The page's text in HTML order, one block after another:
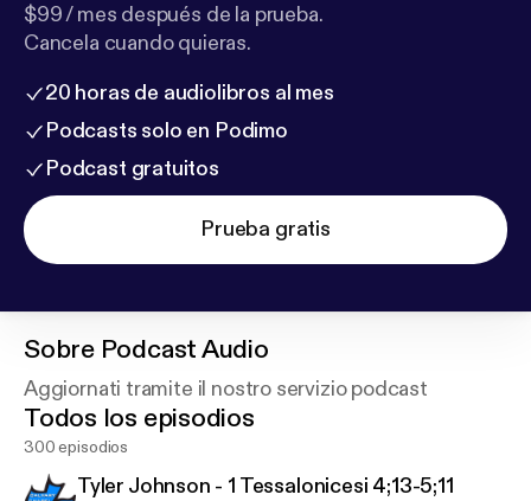
$99 / mes después de la prueba.
Cancela cuando quieras.
20 horas de audiolibros al mes
Podcasts solo en Podimo
Podcast gratuitos
Prueba gratis
Sobre Podcast Audio
Aggiornati tramite il nostro servizio podcast
Todos los episodios
300 episodios
Tyler Johnson - 1 Tessalonicesi 4;13-5;11